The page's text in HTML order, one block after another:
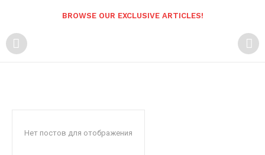
BROWSE OUR EXCLUSIVE ARTICLES!
Нет постов для отображения